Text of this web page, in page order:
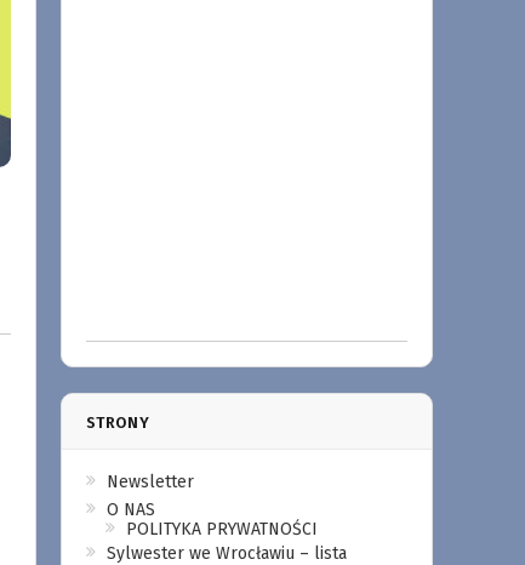
STRONY
Newsletter
O NAS
POLITYKA PRYWATNOŚCI
Sylwester we Wrocławiu – lista